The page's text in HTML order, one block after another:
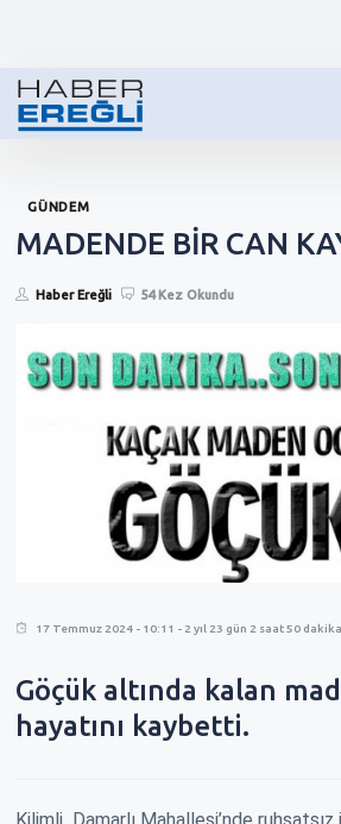
GÜNDEM
MADENDE BİR CAN
Haber Ereğli 54 Kez Okundu
17 Temmuz 2024 - 10:11 - 2 yıl 23 gün 2 saat 50
Göçük altında kalan
hayatını kaybetti.